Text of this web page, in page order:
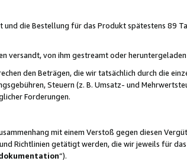
die Bestellung für das Produkt spätestens 89
versandt, von ihm gestreamt oder
den Beträgen, die wir tatsächlich durch die
Steuern (z. B. Umsatz- und
Forderungen.
mit einem Verstoß gegen diesen
Richtlinien getätigt werden, die wir jeweils für
“).